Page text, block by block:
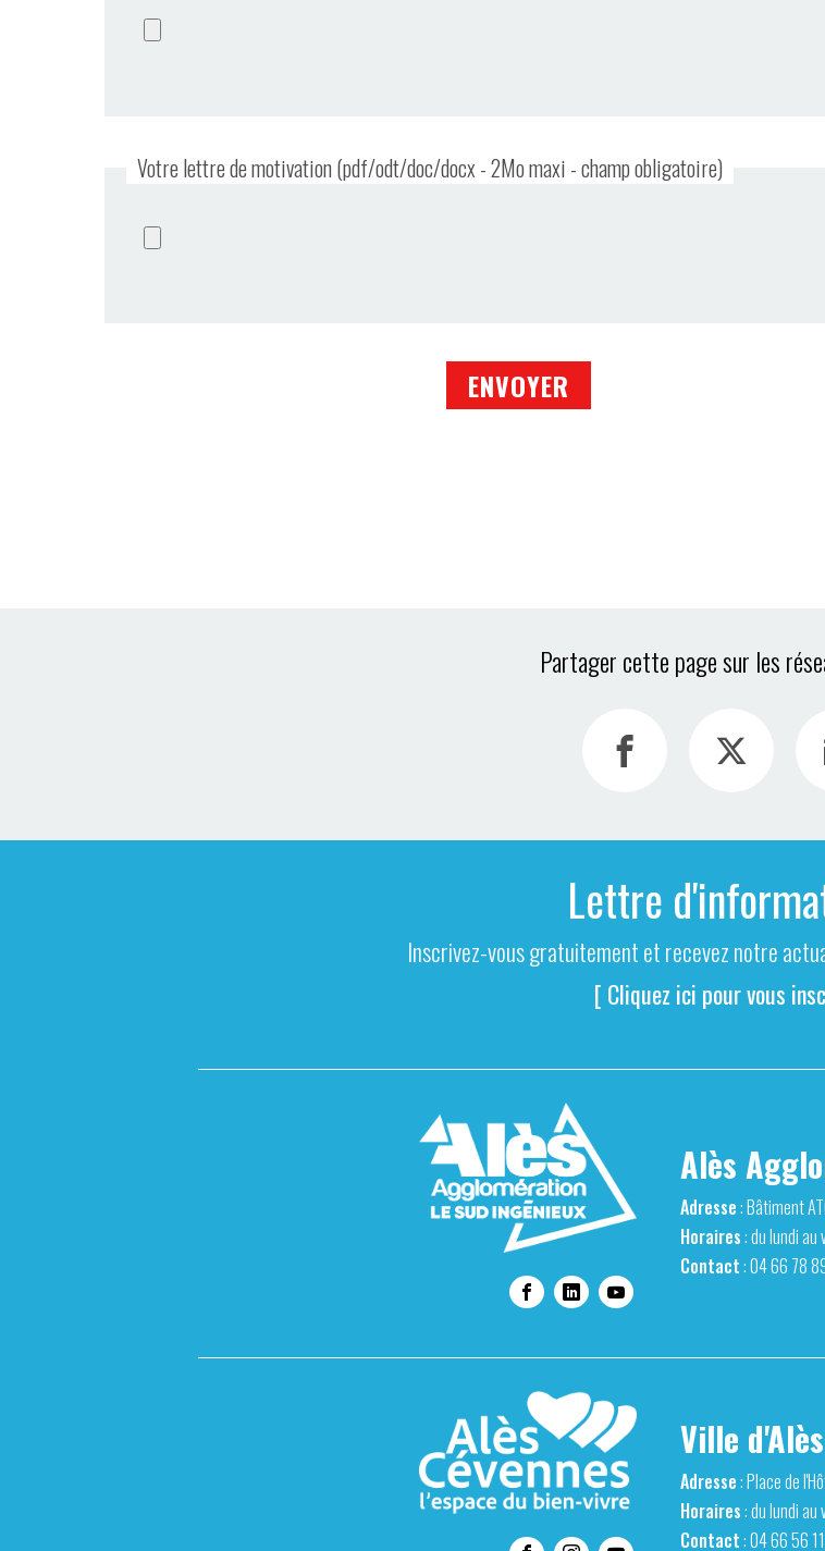
Votre lettre de motivation (pdf/odt/doc/docx - 2Mo maxi - champ obligatoire)
Partager cette page sur les
Lettre
Inscrivez-vous gratuitement et recevez notre
[ Cliquez ici pour vous
Alès
Adresse: Bâtiment
Horaires: du lundi au
Contact: 04 66 78
Ville d'Alès
Adresse: Place de
Horaires: du lundi au
Contact: 04 66 56